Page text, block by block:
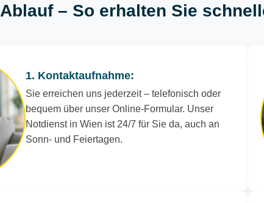
Ablauf – So erhalten Sie
1. Kontaktaufnahme:
Sie erreichen uns jederzeit – telefonisch oder
bequem über unser Online-Formular. Unser
Notdienst in Wien ist 24/7 für Sie da, auch an
Sonn- und Feiertagen.